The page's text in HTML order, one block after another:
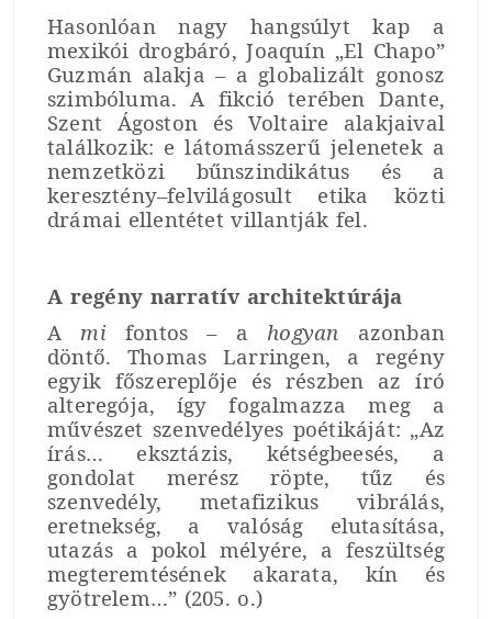
Hasonlóan nagy hangsúlyt kap a
mexikói drogbáró, Joaquín „El Chapo”
Guzmán alakja – a globalizált gonosz
szimbóluma. A fikció terében Dante,
Szent Ágoston és Voltaire alakjaival
találkozik: e látomásszerű jelenetek a
nemzetközi bűnszindikátus és a
keresztény–felvilágosult etika közti
drámai ellentétet villantják fel.
A regény narratív architektúrája
A mifontos – a hogyan azonban
döntő. Thomas Larringen, a regény
egyik főszereplője és részben az író
alteregója, így fogalmazza meg a
művészet szenvedélyes poétikáját: „Az
írás… eksztázis, kétségbeesés, a
gondolat merész röpte, tűz és
szenvedély, metafizikus vibrálás,
eretnekség, a valóság elutasítása,
utazás a pokol mélyére, a feszültség
megteremtésének akarata, kín és
gyötrelem…” (205. o.)